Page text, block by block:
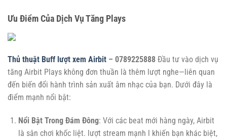
Ưu Điểm Của Dịch Vụ Tăng Plays
Thủ thuật Buff lượt xem Airbit – 0789225888 Đầu tư vào dịch vụ
tăng Airbit Plays không đơn thuần là thêm lượt nghe—liên quan
đến biến đổi hành trình sản xuất âm nhạc của bạn. Dưới đây là
điểm mạnh nổi bật:
Nổi Bật Trong Đám Đông: Với các beat mới hàng ngày, Airbit
là sân chơi khốc liệt. lượt stream mạnh l khiến bạn khác biệt,